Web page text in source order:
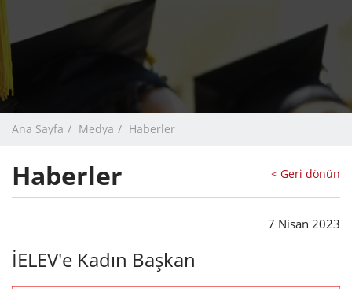
Ana Sayfa Medya Haberler
Haberler < Geri dönün
7 Nisan 2023
İELEV'e Kadın Başkan